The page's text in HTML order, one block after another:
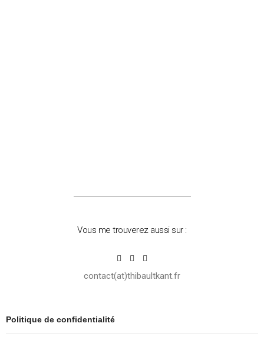
Vous me trouverez aussi sur :
contact(at)thibaultkant.fr
Politique de confidentialité